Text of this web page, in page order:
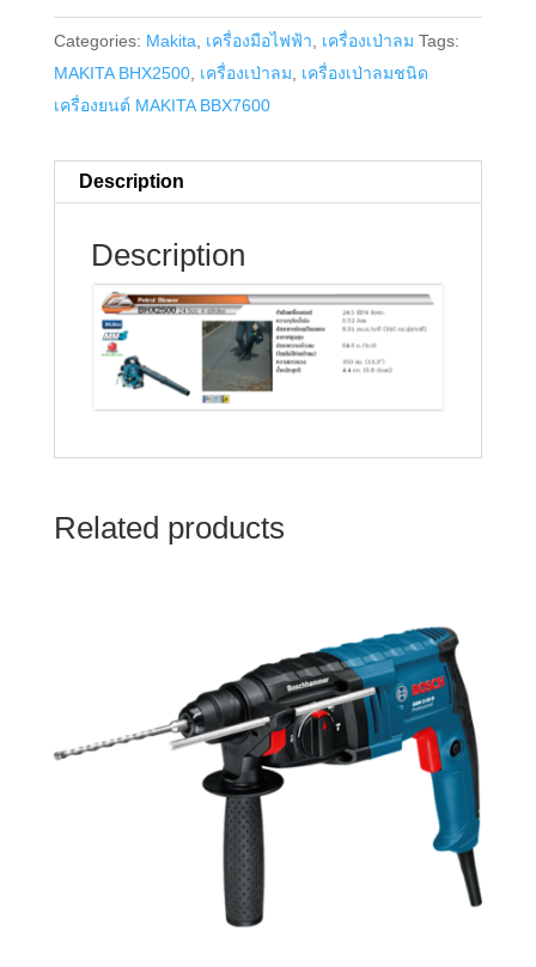
Categories: Makita, เครื่องมือไฟฟ้า, เครื่องเป่าลม Tags:
MAKITA BHX2500, เครื่องเป่าลม, เครื่องเป่าลมชนิด
เครื่องยนต์ MAKITA BBX7600
Description
Description
Related products